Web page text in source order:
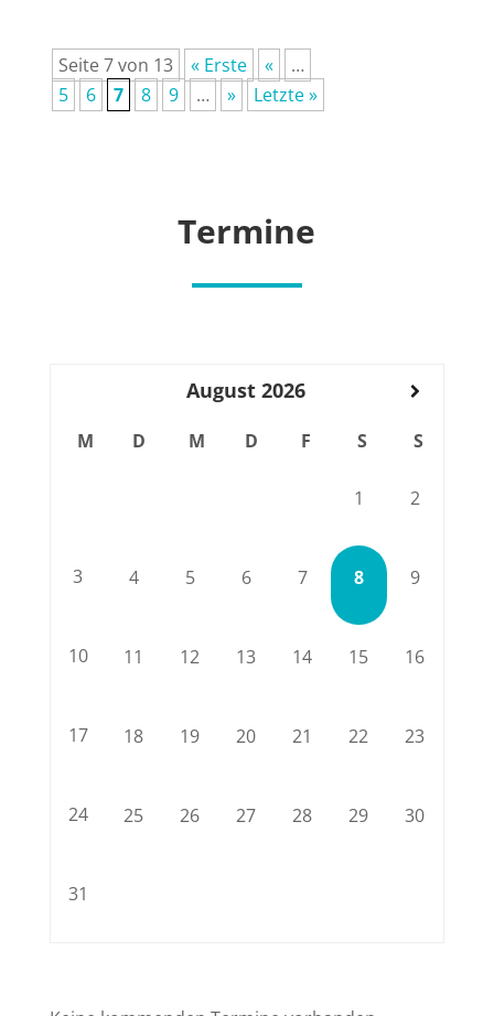
Sei­te 7 von 13 « Ers­te «
…
5
6 7 8 9 … » Letz­te »
Ter­mi­ne
August 2026
M D M D F S S
1 2
3 4 5 6 7 8 9
10 11 12 13 14 15 16
17 18 19 20 21 22 23
24 25 26 27 28 29 30
31